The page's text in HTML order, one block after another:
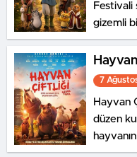
Festivali
gizemli
Aynı
Tekir ve
7
Hayvan
düzen